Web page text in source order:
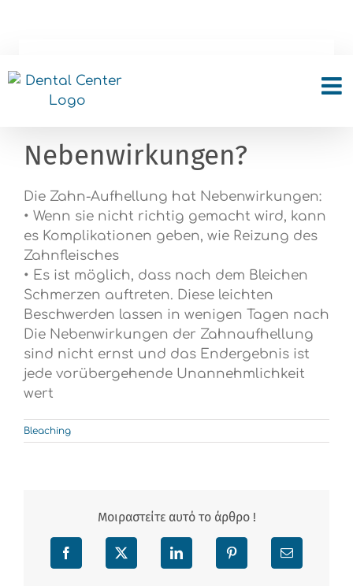
Hat das Bleichen der
Zähne
Nebenwirkungen?
Die Zahn-Aufhellung hat Nebenwirkungen:
• Wenn sie nicht richtig gemacht wird, kann
es Komplikationen geben, wie Reizung des
Zahnfleisches
• Es ist möglich, dass nach dem Bleichen
Schmerzen auftreten. Diese leichten
Beschwerden lassen in wenigen Tagen nach
Die Nebenwirkungen der Zahnaufhellung
sind nicht ernst und das Endergebnis ist
jede vorübergehende Unannehmlichkeit
wert
Bleaching
Μοιραστείτε αυτό το άρθρο !
Facebook X LinkedIn Pinterest Email